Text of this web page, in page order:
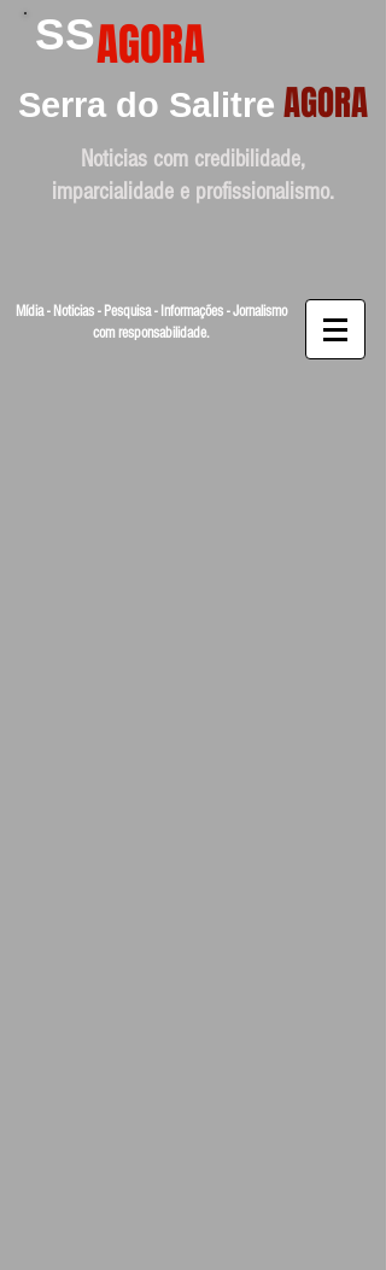
SSAGORA
Serra do Salitre AGORA
Noticias com credibilidade,
imparcialidade e profissionalismo.
Mídia - Noticias - Pesquisa - Informações - Jornalismo
com responsabilidade.